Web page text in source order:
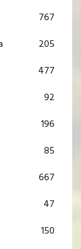
767
205
477
92
196
85
667
47
150